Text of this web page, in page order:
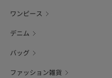
ワンピース
デニム
バッグ
ファッション雑貨